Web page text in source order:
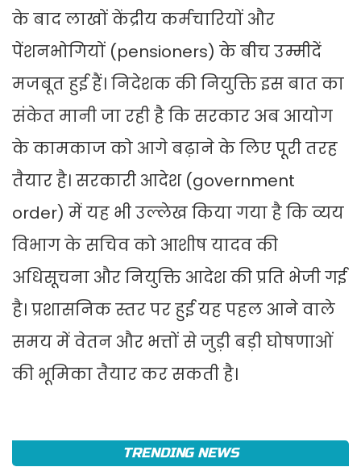
के बाद लाखों केंद्रीय कर्मचारियों और
पेंशनभोगियों (pensioners) के बीच उम्मीदें
मजबूत हुई हैं। निदेशक की नियुक्ति इस बात का
संकेत मानी जा रही है कि सरकार अब आयोग
के कामकाज को आगे बढ़ाने के लिए पूरी तरह
तैयार है। सरकारी आदेश (government
order) में यह भी उल्लेख किया गया है कि व्यय
विभाग के सचिव को आशीष यादव की
अधिसूचना और नियुक्ति आदेश की प्रति भेजी गई
है। प्रशासनिक स्तर पर हुई यह पहल आने वाले
समय में वेतन और भत्तों से जुड़ी बड़ी घोषणाओं
की भूमिका तैयार कर सकती है।
TRENDING NEWS